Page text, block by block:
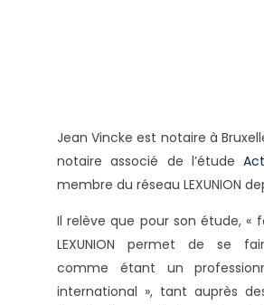
Jean Vincke est notaire à
notaire associé de l’étude
membre du réseau LEXUNION
Il relève que pour son étude, «
LEXUNION permet de se
comme étant un
international », tant auprès